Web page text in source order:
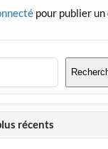
pour publier un
récents